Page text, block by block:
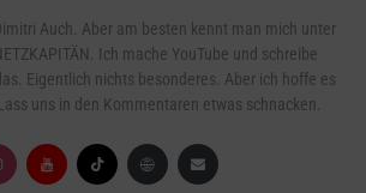
Auch. Aber am besten kennt man mich unter
Ich mache YouTube und schreibe
Eigentlich nichts besonderes. Aber ich hoffe es
uns in den Kommentaren etwas schnacken.